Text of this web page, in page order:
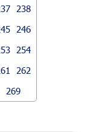
238
246
254
262
269